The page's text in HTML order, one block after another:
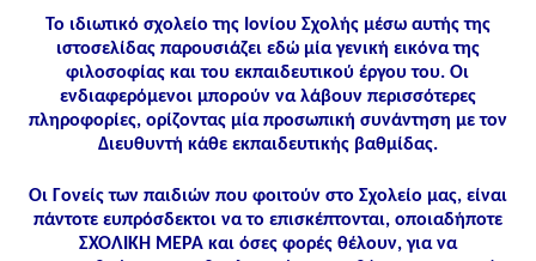
Το ιδιωτικό σχολείο της Ιονίου Σχολής μέσω αυτής της
ιστοσελίδας παρουσιάζει εδώ μία γενική εικόνα της
φιλοσοφίας και του εκπαιδευτικού έργου του. Οι
ενδιαφερόμενοι μπορούν να λάβουν περισσότερες
πληροφορίες, ορίζοντας μία προσωπική συνάντηση με τον
Διευθυντή κάθε εκπαιδευτικής βαθμίδας.
Οι Γονείς των παιδιών που φοιτούν στο Σχολείο μας, είναι
πάντοτε ευπρόσδεκτοι να το επισκέπτονται, οποιαδήποτε
ΣΧΟΛΙΚΗ ΜΕΡΑ και όσες φορές θέλουν, για να